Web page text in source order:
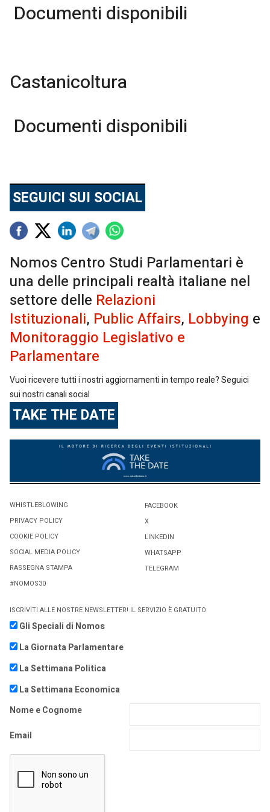
Documenti disponibili
Castanicoltura
Documenti disponibili
SEGUICI SUI SOCIAL
Nomos Centro Studi Parlamentari è
una delle principali realtà italiane nel
settore delle Relazioni
Istituzionali, Public Affairs, Lobbying e
Monitoraggio Legislativo e
Parlamentare
Vuoi ricevere tutti i nostri aggiornamenti in tempo reale? Seguici
sui nostri canali social
TAKE THE DATE
WHISTLEBLOWING
PRIVACY POLICY
COOKIE POLICY
SOCIAL MEDIA POLICY
RASSEGNA STAMPA
#NOMOS30
FACEBOOK
X
LINKEDIN
WHATSAPP
TELEGRAM
ISCRIVITI ALLE NOSTRE NEWSLETTER! IL SERVIZIO È GRATUITO
Gli Speciali di Nomos
La Giornata Parlamentare
La Settimana Politica
La Settimana Economica
Nome e Cognome
Email